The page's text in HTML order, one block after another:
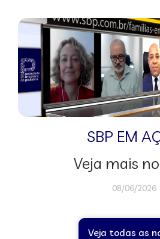
SBP EM
Veja mais
08/06/2026
Veja todas as